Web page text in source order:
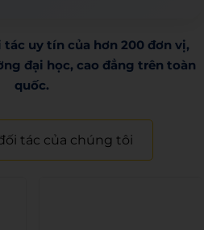
tác uy tín của hơn 200 đơn vị,
đại học, cao đẳng trên toàn
quốc.​
tác của chúng tôi